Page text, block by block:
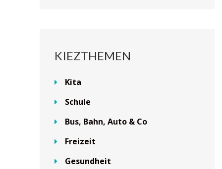
KIEZTHEMEN
Kita
Schule
Bus, Bahn, Auto & Co
Freizeit
Gesundheit